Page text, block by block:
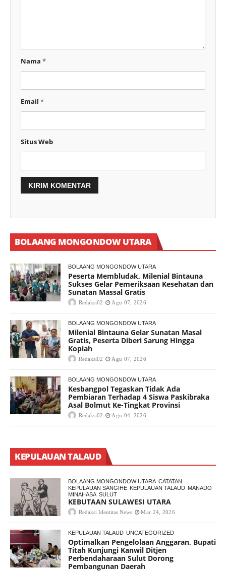
Nama *
Email *
Situs Web
BOLAANG MONGONDOW UTARA
BOLAANG MONGONDOW UTARA
Peserta Membludak, Milenial Bintauna
Sukses Gelar Pemeriksaan Kesehatan dan
Sunatan Massal Gratis
Redaksi02 Agu 07, 2026
BOLAANG MONGONDOW UTARA
Milenial Bintauna Gelar Sunatan Masal
Gratis, Peserta Diberi Sarung Hingga
Kopiah
Redaksi02 Agu 07, 2026
BOLAANG MONGONDOW UTARA
Kesbangpol Tegaskan Tidak Ada
Pembiaran Terhadap 4 Siswa Paskibraka
Asal Bolmut Ke-Tingkat Provinsi
Redaksi02 Agu 04, 2026
KEPULAUAN TALAUD
BOLAANG MONGONDOW UTARA CATATAN
KEPULAUAN SANGIHE KEPULAUAN TALAUD MANADO
MINAHASA SULUT
KEBUTAAN SULAWESI UTARA
Redaksi Identitas News Mar 24, 2026
KEPULAUAN TALAUD UNCATEGORIZED
Optimalkan Pengelolaan Anggaran, Bupati
Titah Kunjungi Kanwil Ditjen
Perbendaharaan Sulut Dorong
Pembangunan Daerah